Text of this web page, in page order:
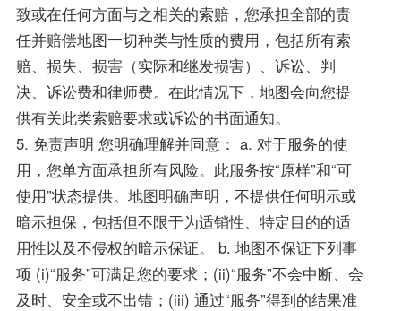
致或在任何方面与之相关的索赔，您承担全部的责
任并赔偿地图一切种类与性质的费用，包括所有索
赔、损失、损害（实际和继发损害）、诉讼、判
决、诉讼费和律师费。在此情况下，地图会向您提
供有关此类索赔要求或诉讼的书面通知。
5. 免责声明 您明确理解并同意： a. 对于服务的使
用，您单方面承担所有风险。此服务按“原样”和“可
使用”状态提供。地图明确声明，不提供任何明示或
暗示担保，包括但不限于为适销性、特定目的的适
用性以及不侵权的暗示保证。 b. 地图不保证下列事
项 (i)“服务”可满足您的要求；(ii)“服务”不会中断、会
及时、安全或不出错；(iii) 通过“服务”得到的结果准